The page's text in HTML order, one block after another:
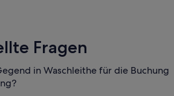
Fragen
in Waschleithe für die Buchung